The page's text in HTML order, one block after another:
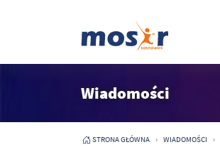
Wiadomości
STRONA GŁÓWNA WIADOMOŚCI